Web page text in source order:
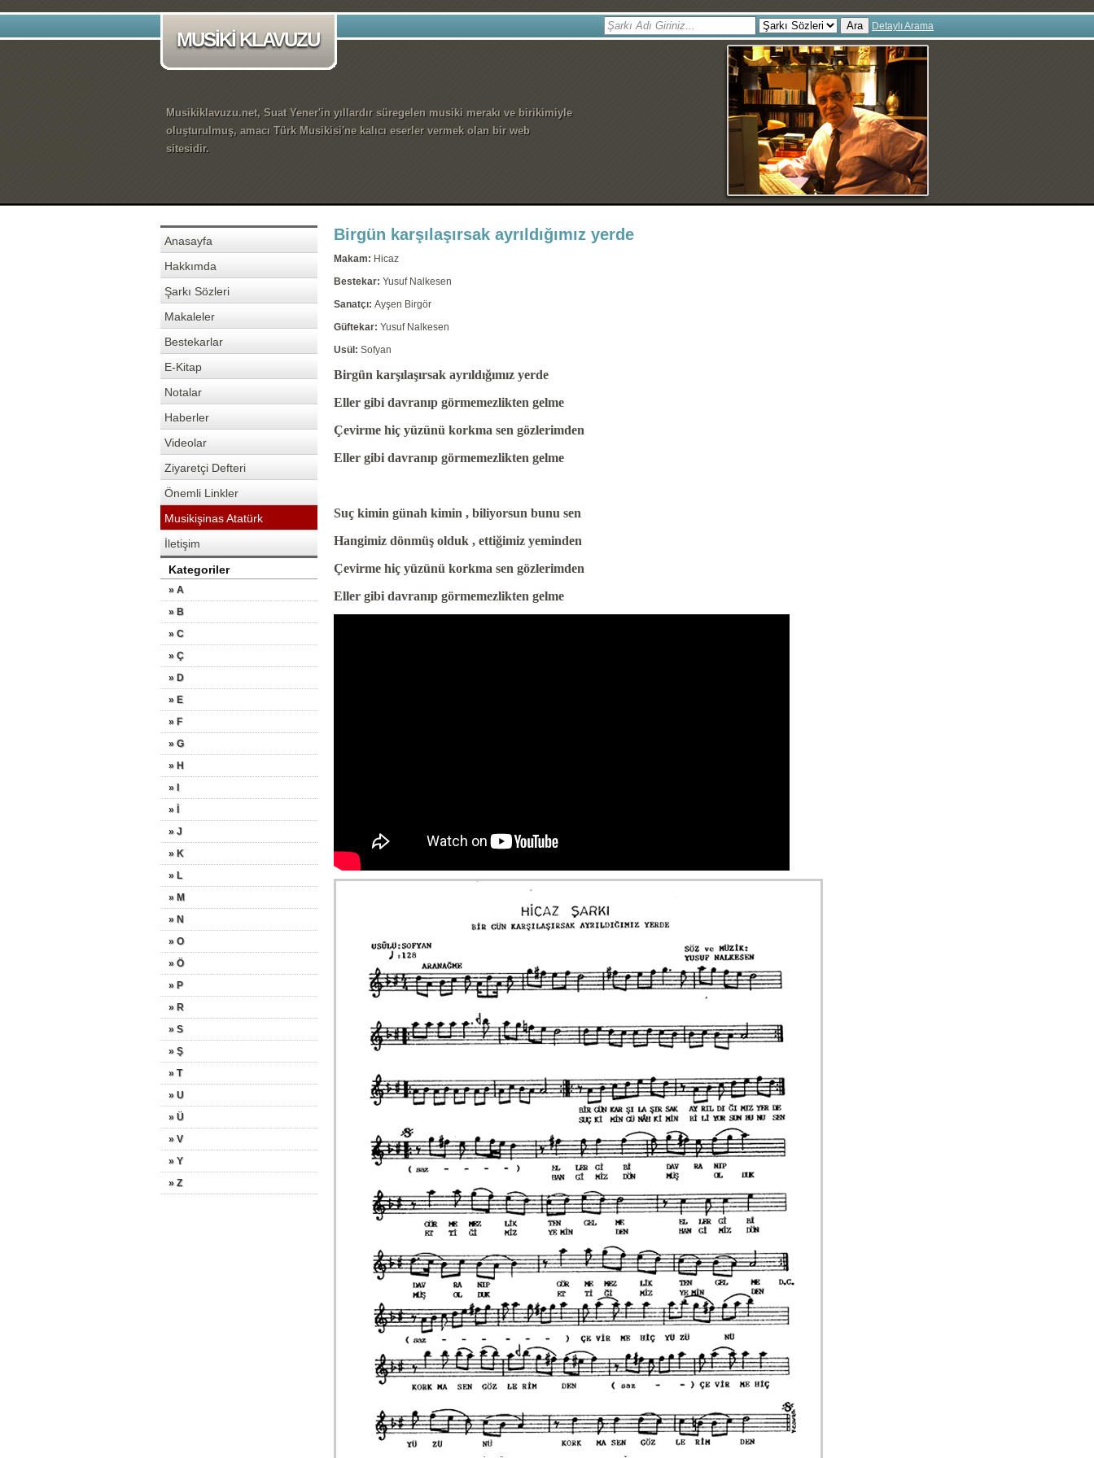
MUSİKİ KLAVUZU
Ara Detaylı Arama
Musikiklavuzu.net, Suat Yener'in yıllardır süregelen musiki merakı ve birikimiyle
oluşturulmuş, amacı Türk Musikisi'ne kalıcı eserler vermek olan bir web
sitesidir.
Anasayfa
Hakkımda
Şarkı Sözleri
Makaleler
Bestekarlar
E-Kitap
Notalar
Haberler
Videolar
Ziyaretçi Defteri
Önemli Linkler
Musikişinas Atatürk
İletişim
Kategoriler
» A
» B
» C
» Ç
» D
» E
» F
» G
» H
» I
» İ
» J
» K
» L
» M
» N
» O
» Ö
» P
» R
» S
» Ş
» T
» U
» Ü
» V
» Y
» Z
Birgün karşılaşırsak ayrıldığımız yerde
Makam: Hicaz
Bestekar: Yusuf Nalkesen
Sanatçı: Ayşen Birgör
Güftekar: Yusuf Nalkesen
Usül: Sofyan
Birgün karşılaşırsak ayrıldığımız yerde
Eller gibi davranıp görmemezlikten gelme
Çevirme hiç yüzünü korkma sen gözlerimden
Eller gibi davranıp görmemezlikten gelme
Suç kimin günah kimin , biliyorsun bunu sen
Hangimiz dönmüş olduk , ettiğimiz yeminden
Çevirme hiç yüzünü korkma sen gözlerimden
Eller gibi davranıp görmemezlikten gelme